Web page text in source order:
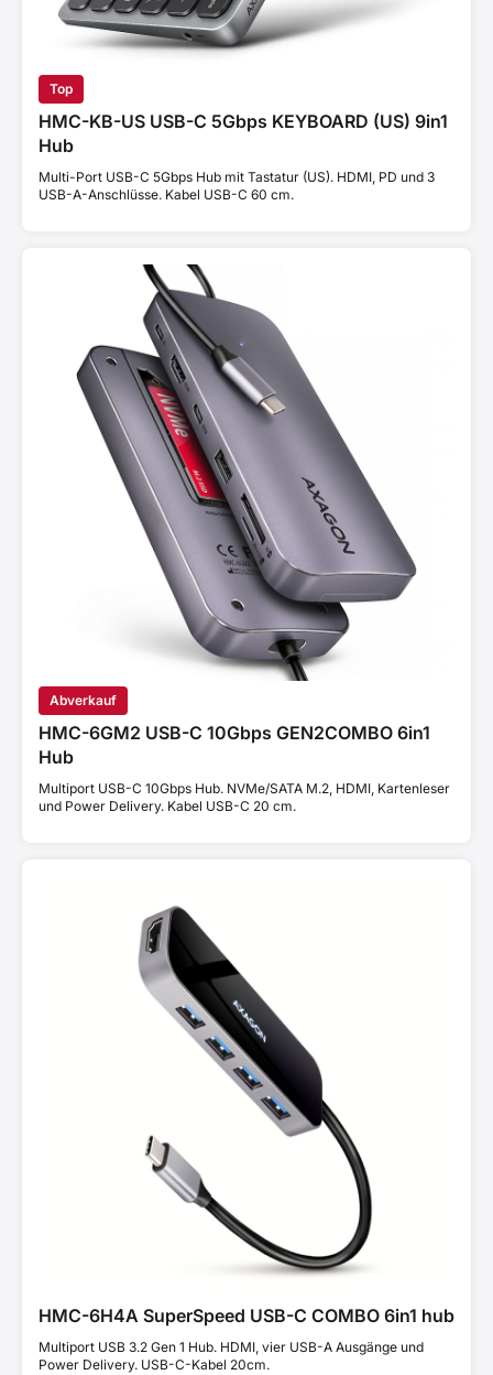
Top
HMC-KB-US USB-C 5Gbps KEYBOARD (US) 9in1
Hub
Multi-Port USB-C 5Gbps Hub mit Tastatur (US). HDMI, PD und 3
USB-A-Anschlüsse. Kabel USB-C 60 cm.
Abverkauf
HMC-6GM2 USB-C 10Gbps GEN2COMBO 6in1
Hub
Multiport USB-C 10Gbps Hub. NVMe/SATA M.2, HDMI, Kartenleser
und Power Delivery. Kabel USB-C 20 cm.
HMC-6H4A SuperSpeed USB-C COMBO 6in1 hub
Multiport USB 3.2 Gen 1 Hub. HDMI, vier USB-A Ausgänge und
Power Delivery. USB-C-Kabel 20cm.